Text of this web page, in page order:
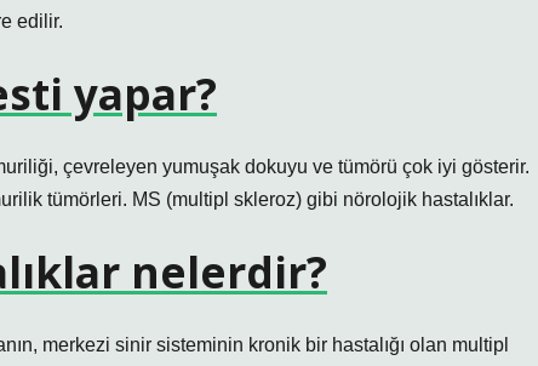
edilir.
yapar?
çevreleyen yumuşak dokuyu ve tümörü çok iyi gösterir.
tümörleri. MS (multipl skleroz) gibi nörolojik hastalıklar.
nelerdir?
merkezi sinir sisteminin kronik bir hastalığı olan multipl